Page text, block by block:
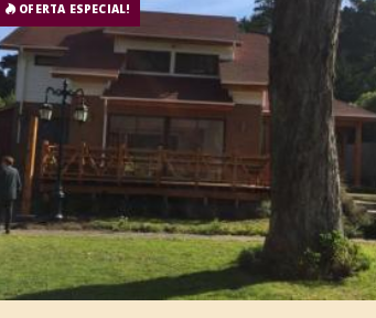
OFERTA ESPECIAL!